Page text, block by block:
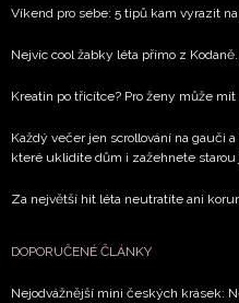
Víkend pro sebe: 5 tipů kam vyrazit
Nejvíc cool žabky léta přímo z
Kreatin po třicítce? Pro ženy může
Každý večer jen scrollování na gauči
které uklidíte dům i zažehnete starou
Za největší hit léta neutratíte ani
DOPORUČENÉ ČLÁNKY
Nejodvážnější mini českých krásek: